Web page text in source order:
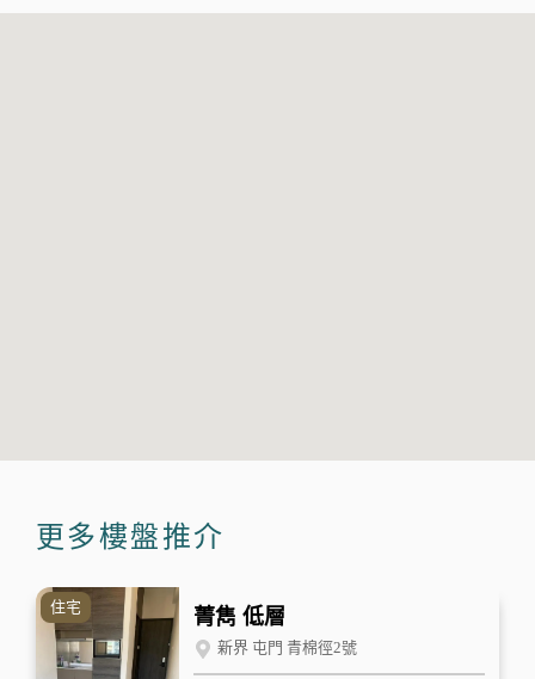
更多樓盤推介
住宅 菁雋 低層
新界 屯門 青棉徑2號